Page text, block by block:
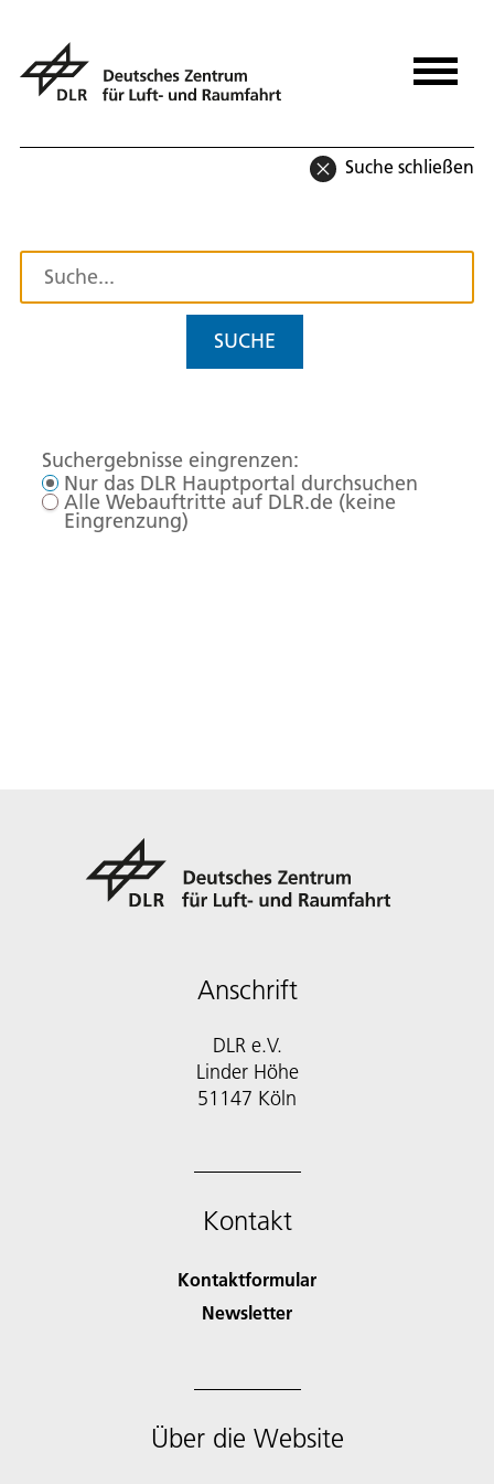
Suche schließen
SUCHE
Suchergebnisse eingrenzen:
Nur das DLR Hauptportal durchsuchen
Alle Webauftritte auf DLR.de (keine
Eingrenzung)
Anschrift
DLR e.V.
Linder Höhe
51147 Köln
Kontakt
Kontaktformular
Newsletter
Über die Website